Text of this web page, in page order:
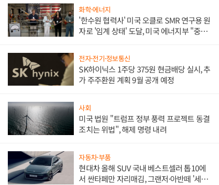
화학·에너지
'한수원 협력사' 미국 오클로 SMR 연구용 원
자로 '임계 상태' 도달, 미국 에너지부 "중요
전자·전기·정보통신
SK하이닉스 1주당 375원 현금배당 실시, 추
가 주주환원 계획 9월 공개 예정
사회
미국 법원 "트럼프 정부 풍력 프로젝트 동결
조치는 위법", 해제 명령 내려
자동차·부품
현대차 올해 SUV 국내 베스트셀러 톱10에
서 싼타페만 자리매김, 그랜저·아반떼 '세단